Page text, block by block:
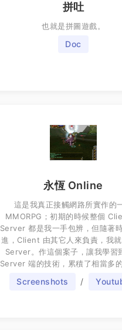
拼吐
也就是拼圖遊戲。
Doc
永恆 Online
這是我真正接觸網路所實作的
MMORPG；初期的時候整個
Server 都是我一手包辨，但隨著
進，Client 由其它人來負責，我
Server。作這個案子，讓我學習
Server 端的技術，累積了相當多的
Screenshots /